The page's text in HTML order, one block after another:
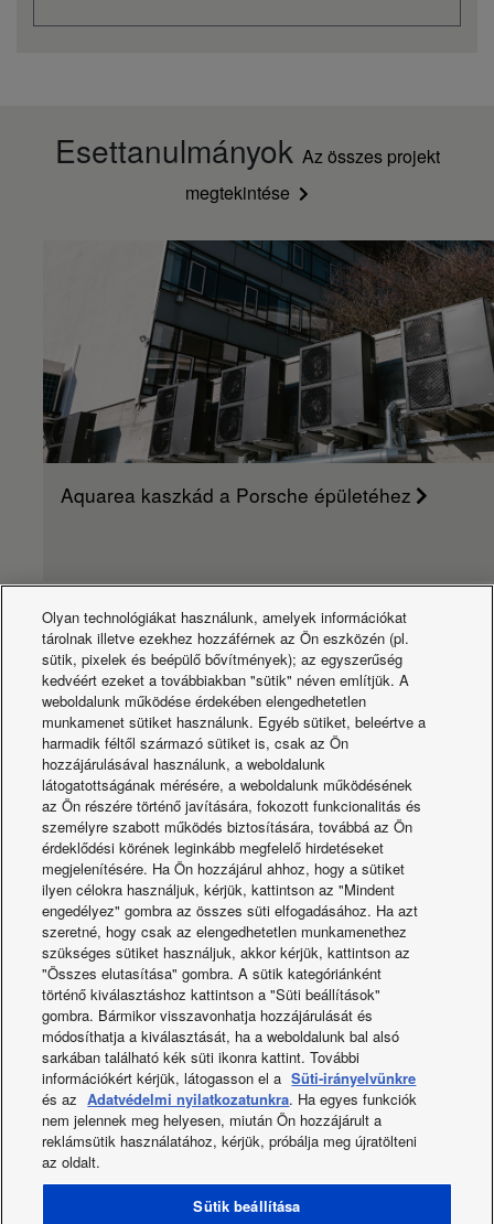
Esettanulmányok Az összes projekt
megtekintése
Aquarea kaszkád a Porsche épületéhez
Újdonságok
Tovább a nanoe™ X
oldalára
Panasonic
Cloud alkalmazás
Facebook Instagram Youtube
LinkedIn
Olyan technológiákat használunk, amelyek információkat
tárolnak illetve ezekhez hozzáférnek az Ön eszközén (pl.
sütik, pixelek és beépülő bővítmények); az egyszerűség
kedvéért ezeket a továbbiakban "sütik" néven említjük. A
weboldalunk működése érdekében elengedhetetlen
munkamenet sütiket használunk. Egyéb sütiket, beleértve a
harmadik féltől származó sütiket is, csak az Ön
hozzájárulásával használunk, a weboldalunk
látogatottságának mérésére, a weboldalunk működésének
az Ön részére történő javítására, fokozott funkcionalitás és
személyre szabott működés biztosítására, továbbá az Ön
érdeklődési körének leginkább megfelelő hirdetéseket
megjelenítésére. Ha Ön hozzájárul ahhoz, hogy a sütiket
ilyen célokra használjuk, kérjük, kattintson az "Mindent
engedélyez" gombra az összes süti elfogadásához. Ha azt
szeretné, hogy csak az elengedhetetlen munkamenethez
szükséges sütiket használjuk, akkor kérjük, kattintson az
"Összes elutasítása" gombra. A sütik kategóriánként
történő kiválasztáshoz kattintson a "Süti beállítások"
gombra. Bármikor visszavonhatja hozzájárulását és
módosíthatja a kiválasztását, ha a weboldalunk bal alsó
sarkában található kék süti ikonra kattint. További
információkért kérjük, látogasson el a Süti-irányelvünkre
és az Adatvédelmi nyilatkozatunkra. Ha egyes funkciók
nem jelennek meg helyesen, miután Ön hozzájárult a
reklámsütik használatához, kérjük, próbálja meg újratölteni
az oldalt.
Sütik beállítása